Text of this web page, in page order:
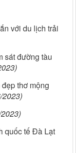
với du lịch trải
sát đường tàu
thơ mộng
2023)
quốc tế Đà Lạt